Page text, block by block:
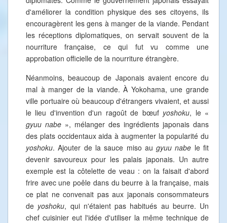
d'améliorer la condition physique des ses citoyens, ils
encouragèrent les gens à manger de la viande. Pendant
les réceptions diplomatiques, on servait souvent de la
nourriture française, ce qui fut vu comme une
approbation officielle de la nourriture étrangère.
Néanmoins, beaucoup de Japonais avaient encore du
mal à manger de la viande. À Yokohama, une grande
ville portuaire où beaucoup d'étrangers vivaient, et aussi
le lieu d'invention d'un ragoût de bœuf yoshoku, le «
gyuu nabe », mélanger des ingrédients japonais dans
des plats occidentaux aida à augmenter la popularité du
yoshoku. Ajouter de la sauce miso au gyuu nabe le fit
devenir savoureux pour les palais japonais. Un autre
exemple est la côtelette de veau : on la faisait d'abord
frire avec une poêle dans du beurre à la française, mais
ce plat ne convenait pas aux japonais consommateurs
de yoshoku, qui n'étaient pas habitués au beurre. Un
chef cuisinier eut l'idée d'utiliser la même technique de